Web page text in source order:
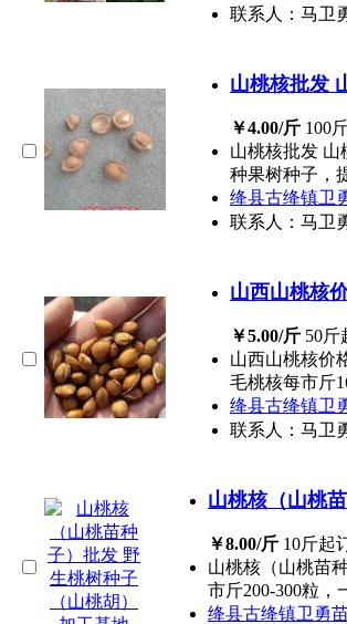
联系人：马卫
山桃核批发
￥4.00/斤 100
山桃核批发 山
种果树种子，
绛县古绛镇卫
联系人：马卫
山西山桃核
￥5.00/斤 50斤
山西山桃核价
毛桃核每市斤
绛县古绛镇卫
联系人：马卫
山桃核（山桃
￥8.00/斤 10斤起
山桃核（山桃苗
市斤200-300粒，
绛县古绛镇卫勇